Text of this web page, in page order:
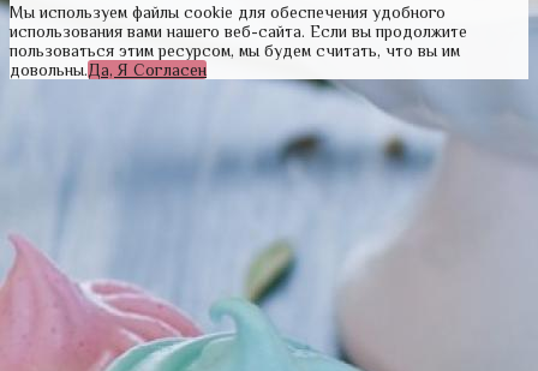
Мы используем файлы cookie для обеспечения удобного
использования вами нашего веб-сайта. Если вы продолжите
пользоваться этим ресурсом, мы будем считать, что вы им
довольны.Да, Я Согласен